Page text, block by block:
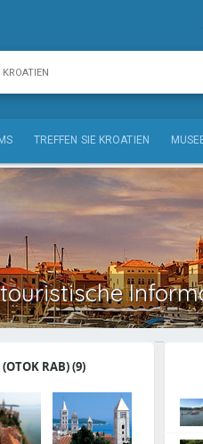
TREFFEN SIE KROATIEN
RAB) (9)